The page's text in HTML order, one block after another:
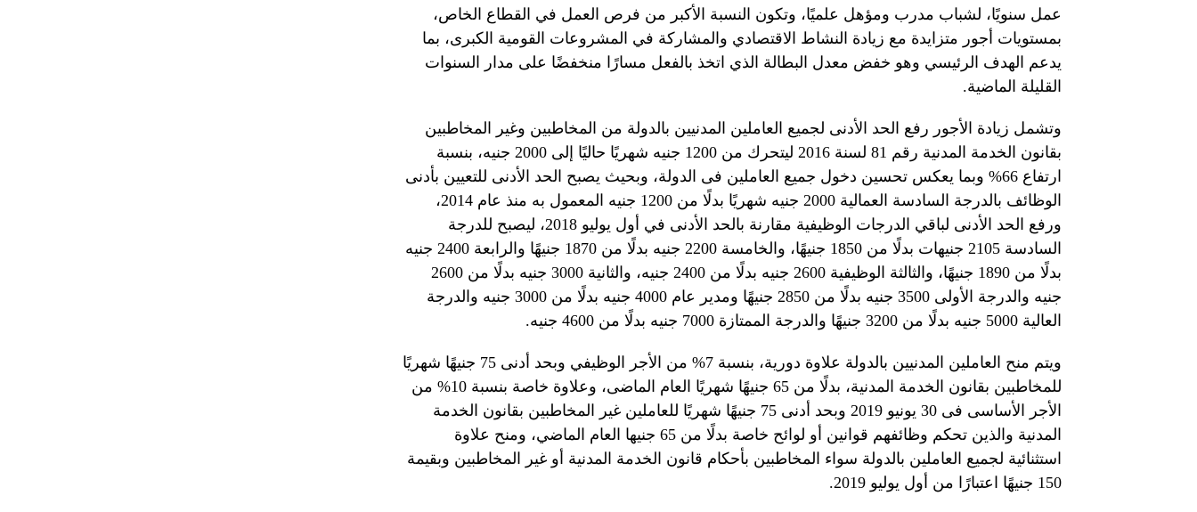
عمل سنويًا، لشباب مدرب ومؤهل علميًا، وتكون النسبة الأكبر من فرص العمل في القطاع الخاص،
بمستويات أجور متزايدة مع زيادة النشاط الاقتصادي والمشاركة في المشروعات القومية الكبرى، بما
يدعم الهدف الرئيسي وهو خفض معدل البطالة الذي اتخذ بالفعل مسارًا منخفضًا على مدار السنوات
القليلة الماضية.
وتشمل زيادة الأجور رفع الحد الأدنى لجميع العاملين المدنيين بالدولة من المخاطبين وغير المخاطبين
بقانون الخدمة المدنية رقم 81 لسنة 2016 ليتحرك من 1200 جنيه شهريًا حاليًا إلى 2000 جنيه، بنسبة
ارتفاع 66% وبما يعكس تحسين دخول جميع العاملين فى الدولة، وبحيث يصبح الحد الأدنى للتعيين بأدنى
الوظائف بالدرجة السادسة العمالية 2000 جنيه شهريًا بدلًا من 1200 جنيه المعمول به منذ عام 2014،
ورفع الحد الأدنى لباقي الدرجات الوظيفية مقارنة بالحد الأدنى في أول يوليو 2018، ليصبح للدرجة
السادسة 2105 جنيهات بدلًا من 1850 جنيهًا، والخامسة 2200 جنيه بدلًا من 1870 جنيهًا والرابعة 2400 جنيه
بدلًا من 1890 جنيهًا، والثالثة الوظيفية 2600 جنيه بدلًا من 2400 جنيه، والثانية 3000 جنيه بدلًا من 2600
جنيه والدرجة الأولى 3500 جنيه بدلًا من 2850 جنيهًا ومدير عام 4000 جنيه بدلًا من 3000 جنيه والدرجة
العالية 5000 جنيه بدلًا من 3200 جنيهًا والدرجة الممتازة 7000 جنيه بدلًا من 4600 جنيه.
ويتم منح العاملين المدنيين بالدولة علاوة دورية، بنسبة 7% من الأجر الوظيفي وبحد أدنى 75 جنيهًا شهريًا
للمخاطبين بقانون الخدمة المدنية، بدلًا من 65 جنيهًا شهريًا العام الماضى، وعلاوة خاصة بنسبة 10% من
الأجر الأساسى فى 30 يونيو 2019 وبحد أدنى 75 جنيهًا شهريًا للعاملين غير المخاطبين بقانون الخدمة
المدنية والذين تحكم وظائفهم قوانين أو لوائح خاصة بدلًا من 65 جنيها العام الماضي، ومنح علاوة
استثنائية لجميع العاملين بالدولة سواء المخاطبين بأحكام قانون الخدمة المدنية أو غير المخاطبين وبقيمة
150 جنيهًا اعتبارًا من أول يوليو 2019.